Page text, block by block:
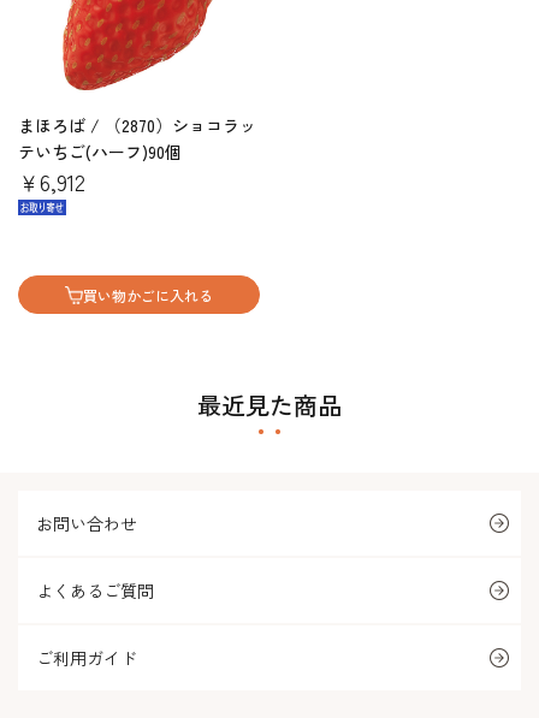
まほろば / （2870）ショコラッ
テいちご(ハーフ)90個
￥6,912
買い物かごに入れる
最近見た商品
お問い合わせ
よくあるご質問
ご利用ガイド